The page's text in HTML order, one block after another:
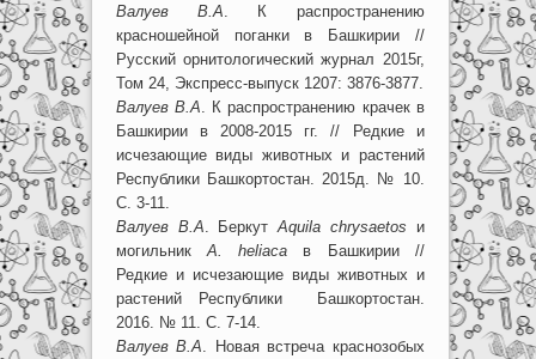
Валуев В.А. К распространению
красношейной поганки в Башкирии //
Русский орнитологический журнал 2015г,
Том 24, Экспресс-выпуск 1207: 3876-3877.
Валуев В.А. К распространению крачек в
Башкирии в 2008-2015 гг. // Редкие и
исчезающие виды животных и растений
Республики Башкортостан. 2015д. № 10.
С. 3-11.
Валуев В.А. БеркутAquila chrysaetos и
могильникA. heliaca в Башкирии //
Редкие и исчезающие виды животных и
растений Республики Башкортостан.
2016. № 11. С. 7-14.
Валуев В.А. Новая встреча краснозобых